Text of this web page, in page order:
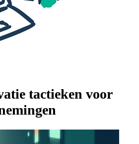
tactieken voor